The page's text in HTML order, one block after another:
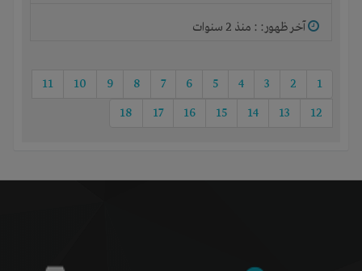
آخر ظهور: : منذ 2 سنوات
1
2
3
4
5
6
7
8
9
10
11
12
13
14
15
16
17
18